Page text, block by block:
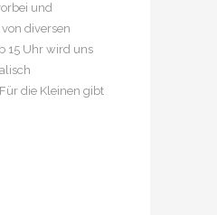
und
diversen
15 Uhr wird uns
die Kleinen gibt